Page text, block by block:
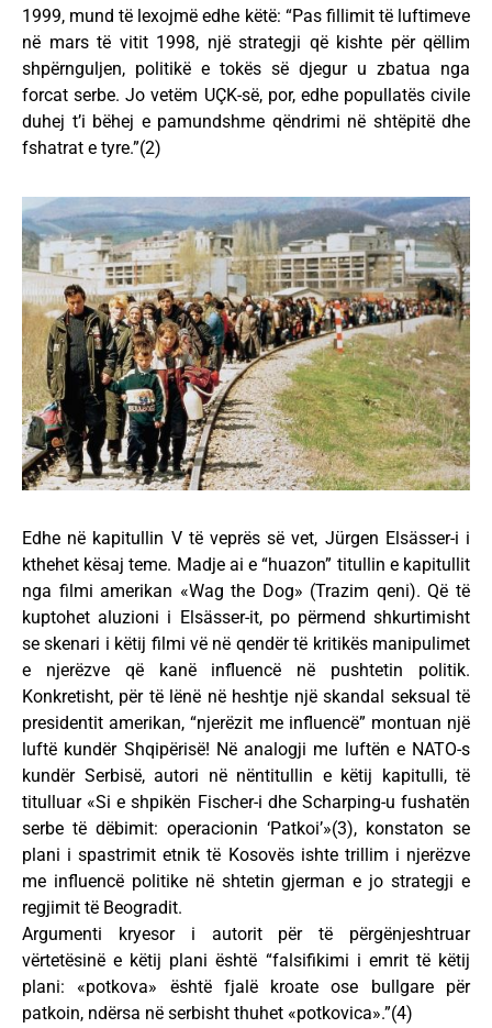
1999, mund të lexojmë edhe këtë: “Pas fillimit të luftimeve
në mars të vitit 1998, një strategji që kishte për qëllim
shpërnguljen, politikë e tokës së djegur u zbatua nga
forcat serbe. Jo vetëm UÇK-së, por, edhe popullatës civile
duhej t’i bëhej e pamundshme qëndrimi në shtëpitë dhe
fshatrat e tyre.”(2)
Edhe në kapitullin V të veprës së vet, Jürgen Elsässer-i i
kthehet kësaj teme. Madje ai e “huazon” titullin e kapitullit
nga filmi amerikan «Wag the Dog» (Trazim qeni). Që të
kuptohet aluzioni i Elsässer-it, po përmend shkurtimisht
se skenari i këtij filmi vë në qendër të kritikës manipulimet
e njerëzve që kanë influencë në pushtetin politik.
Konkretisht, për të lënë në heshtje një skandal seksual të
presidentit amerikan, “njerëzit me influencë” montuan një
luftë kundër Shqipërisë! Në analogji me luftën e NATO-s
kundër Serbisë, autori në nëntitullin e këtij kapitulli, të
titulluar «Si e shpikën Fischer-i dhe Scharping-u fushatën
serbe të dëbimit: operacionin ‘Patkoi’»(3), konstaton se
plani i spastrimit etnik të Kosovës ishte trillim i njerëzve
me influencë politike në shtetin gjerman e jo strategji e
regjimit të Beogradit.
Argumenti kryesor i autorit për të përgënjeshtruar
vërtetësinë e këtij plani është “falsifikimi i emrit të këtij
plani: «potkova» është fjalë kroate ose bullgare për
patkoin, ndërsa në serbisht thuhet «potkovica».”(4)